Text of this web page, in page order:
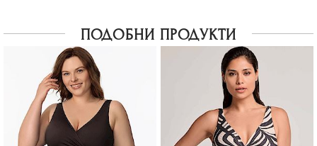
ПОДОБНИ ПРОДУКТИ